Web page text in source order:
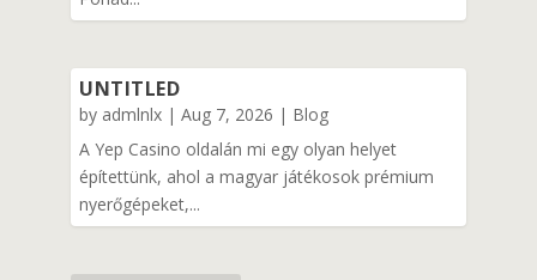
UNTITLED
by admlnlx |Aug 7, 2026 | Blog
A Yep Casino oldalán mi egy olyan helyet
építettünk, ahol a magyar játékosok prémium
nyerőgépeket,...